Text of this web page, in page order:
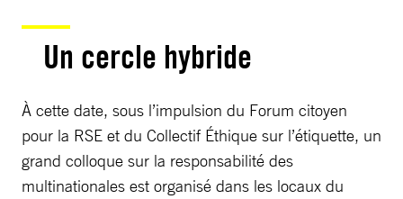
Un cercle hybride
À cette date, sous l’impulsion du Forum citoyen
pour la RSE et du Collectif Éthique sur l’étiquette, un
grand colloque sur la responsabilité des
multinationales est organisé dans les locaux du